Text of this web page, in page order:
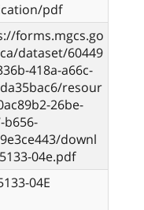
pdf
forms.mgcs.go
dataset/60449
418a-a66c-
resour
26be-
b656-
downl
04e.pdf
04E